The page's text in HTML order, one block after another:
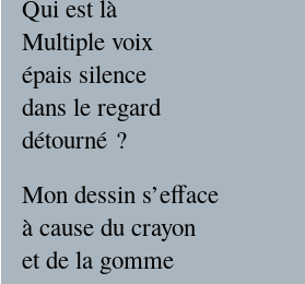
Qui est là
Multiple voix
épais silence
dans le regard
détourné ?
Mon dessin s’efface
à cause du crayon
et de la gomme